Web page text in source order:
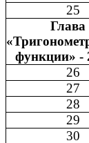
25
Глава
функции» -
26
27
28
29
30